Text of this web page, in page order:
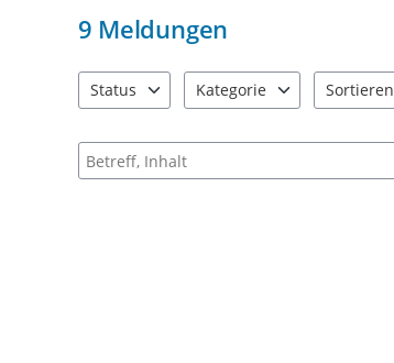
9 Meldungen
Status
Kategorie
Sortieren
Suche nach Meldungen und Kommentaren